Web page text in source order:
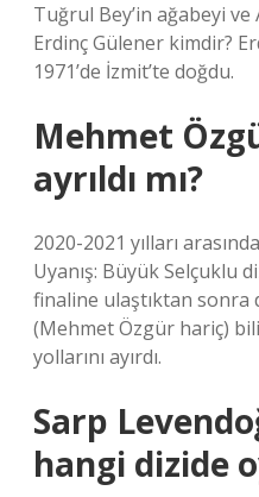
Tuğrul Bey’in ağabeyi ve
Erdinç Gülener kimdir?
1971’de İzmit’te doğdu.
Mehmet
ayrıldı mı?
2020-2021 yılları
Uyanış: Büyük Selçuklu
finaline ulaştıktan sonra
(Mehmet Özgür hariç)
yollarını ayırdı.
Sarp
hangi dizide